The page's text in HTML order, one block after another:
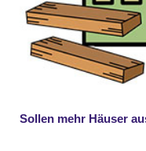
Sollen mehr Häuser